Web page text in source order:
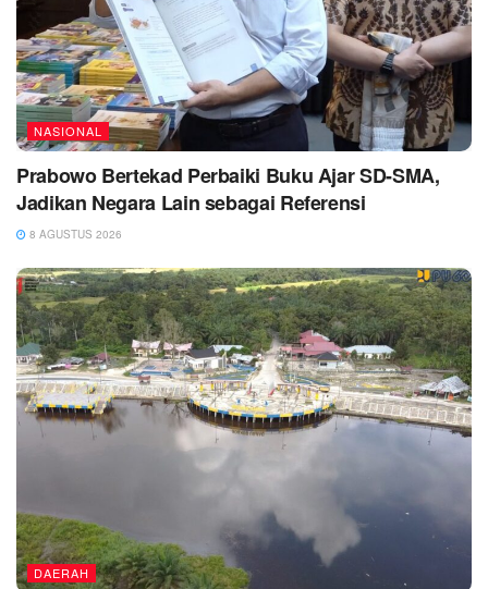
NASIONAL
Prabowo Bertekad Perbaiki Buku Ajar SD-SMA,
Jadikan Negara Lain sebagai Referensi
8 AGUSTUS 2026
DAERAH